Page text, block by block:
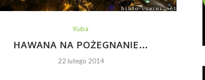
Kuba
HAWANA NA POŻEGNANIE…
22 lutego 2014